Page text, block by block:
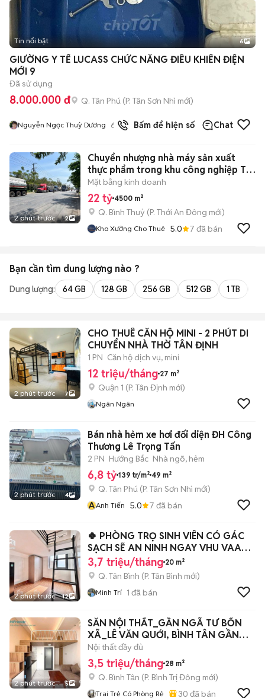
+2
Tin nổi bật 6
GIƯỜNG Y TẾ LUCASS CHỨC NĂNG ĐIỀU KHIỂN ĐIỆN
MỚI 9
Đã sử dụng
8.000.000 đ Q. Tân Phú (P. Tân Sơn Nhì mới)
Nguyễn Ngọc Thuỳ Dương 6 đã bánBấm để hiện số Chat
2 phút trước 2
Chuyển nhượng nhà máy sản xuất
thực phẩm trong khu công nghiệp Trà
Nóc
Mặt bằng kinh doanh
22 tỷ 4500 m²
Q. Bình Thuỷ (P. Thới An Đông mới)
Kho Xưởng Cho Thuê 5.0 7 đã bán
Bạn cần tìm dung lượng nào ?
Dung lượng: 64 GB 128 GB 256 GB 512 GB 1 TB
2 phút trước 7
CHO THUÊ CĂN HỘ MINI - 2 PHÚT DI
CHUYỂN NHÀ THỜ TÂN ĐỊNH
1 PN Căn hộ dịch vụ, mini
12 triệu/tháng 27 m²
Quận 1 (P. Tân Định mới)
Ngân Ngân
2 phút trước 4
Bán nhà hẻm xe hơi đối diện ĐH Công
Thương Lê Trọng Tấn
2 PN Hướng Bắc Nhà ngõ, hẻm
6,8 tỷ 139 tr/m² 49 m²
Q. Tân Phú (P. Tân Sơn Nhì mới)
AAnh Tiến 5.0 7 đã bán
2 phút trước 12
🍀 PHÒNG TRỌ SINH VIÊN CÓ GÁC
SẠCH SẼ AN NINH NGAY VHU VAA
CD Y PNT
3,7 triệu/tháng 20 m²
Q. Tân Bình (P. Tân Bình mới)
Minh Trí 1 đã bán
2 phút trước 5
SẴN NỘI THẤT_GẦN NGÃ TƯ BỐN
XÃ_LÊ VĂN QUỚI, BÌNH TÂN GẦN
ĐẠI HỌC VHU
Nội thất đầy đủ
3,5 triệu/tháng 28 m²
Q. Bình Tân (P. Bình Trị Đông mới)
Trai Trẻ Có Phòng Rẻ 30 đã bán